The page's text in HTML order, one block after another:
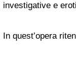
investigative e
In quest’opera